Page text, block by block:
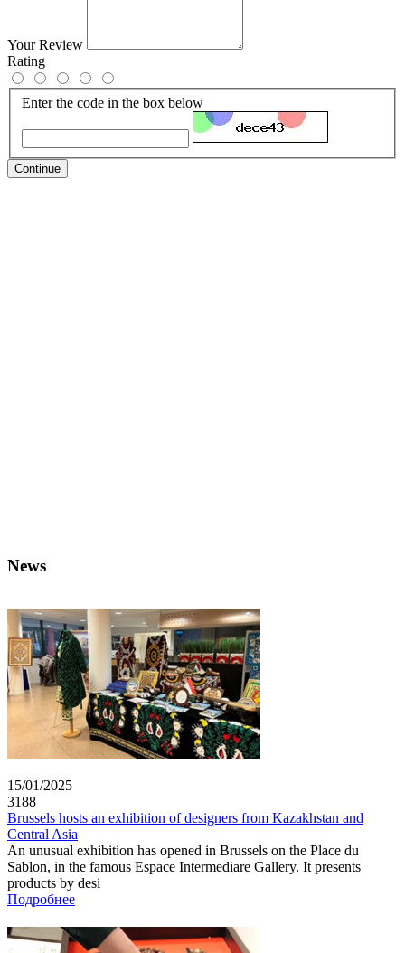
Your Review
Rating
Enter the code in the box below
Continue
News
15/01/2025
3188
Brussels hosts an exhibition of designers from Kazakhstan and
Central Asia
An unusual exhibition has opened in Brussels on the Place du
Sablon, in the famous Espace Intermediare Gallery. It presents
products by desi
Подробнее